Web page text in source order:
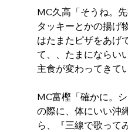
MC久高「そうね。
タッキーとかの揚げ
はたまたピザをあげ
て、、たまにならい
主食が変わってきて
MC富樫「確かに。
の際に、体にいい沖
ら、『三線で歌って